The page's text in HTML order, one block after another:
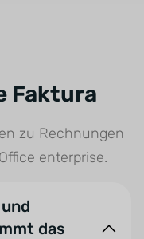
Faktura
zu Rechnungen
enterprise.
das